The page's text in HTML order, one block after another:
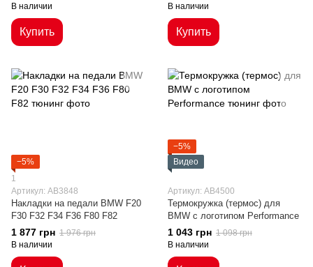
В наличии
Купить
В наличии
Купить
−5%
1
Артикул: AB3848
Накладки на педали BMW F20
F30 F32 F34 F36 F80 F82
1 877 грн 1 976 грн
В наличии
−5%
Видео
Артикул: AB4500
Термокружка (термос) для
BMW с логотипом Performance
1 043 грн 1 098 грн
В наличии